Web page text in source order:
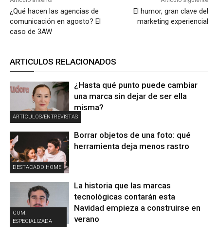
¿Qué hacen las agencias de
comunicación en agosto? El
caso de 3AW
El humor, gran clave del
marketing experiencial
ARTICULOS RELACIONADOS
ARTÍCULOS/ENTREVISTAS
¿Hasta qué punto puede cambiar
una marca sin dejar de ser ella
misma?
DESTACADO HOME
Borrar objetos de una foto: qué
herramienta deja menos rastro
COM.
ESPECIALIZADA
La historia que las marcas
tecnológicas contarán esta
Navidad empieza a construirse en
verano